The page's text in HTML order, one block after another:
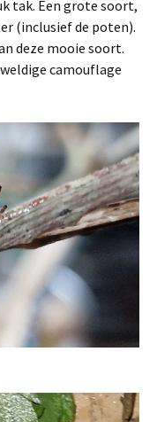
tak. Een grote soort,
(inclusief de poten).
deze mooie soort.
camouflage